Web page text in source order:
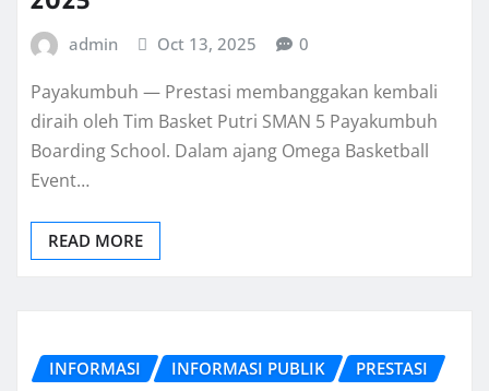
admin Oct 13, 2025 0
Payakumbuh — Prestasi membanggakan kembali
diraih oleh Tim Basket Putri SMAN 5 Payakumbuh
Boarding School. Dalam ajang Omega Basketball
Event…
READ MORE
INFORMASI INFORMASI PUBLIK PRESTASI